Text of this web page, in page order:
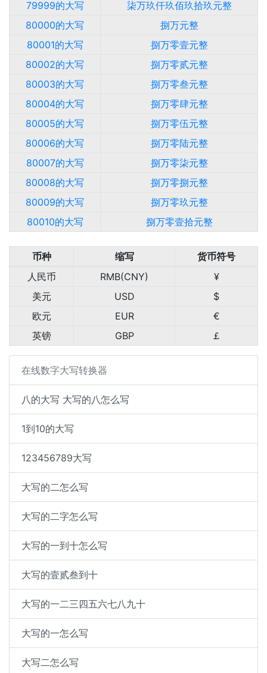
79999的大写
柒万玖仟玖佰玖拾玖元整
80000的大写
捌万元整
80001的大写
捌万零壹元整
80002的大写
捌万零贰元整
80003的大写
捌万零叁元整
80004的大写
捌万零肆元整
80005的大写
捌万零伍元整
80006的大写
捌万零陆元整
80007的大写
捌万零柒元整
80008的大写
捌万零捌元整
80009的大写
捌万零玖元整
80010的大写
捌万零壹拾元整
币种 缩写
货币符号
人民币
RMB(CNY)
¥
美元
USD
$
欧元
EUR
€
英镑
GBP ￡
在线数字大写转换器
八的大写 大写的八怎么写
1到10的大写
123456789大写
大写的二怎么写
大写的二字怎么写
大写的一到十怎么写
大写的壹贰叁到十
大写的一二三四五六七八九十
大写的一怎么写
大写二怎么写